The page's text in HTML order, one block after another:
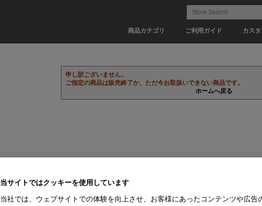
商品カテゴリ ご利用ガイド カス
申し訳ございません。
ご指定の商品は販売終了か、ただ今お取扱いできない商品です。
ホームへ戻る
当サイトではクッキーを使用しています
当社では、ウェブサイトでの体験を向上させ、お客様にあったコンテンツや広告